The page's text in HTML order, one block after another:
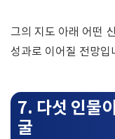
그의 지도 아래 어떤
성과로 이어질 전망입
7. 다섯 인물
굴